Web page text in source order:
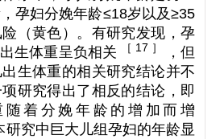
孕妇分娩年龄≤18岁以及≥35
（黄色）。有研究发现，孕
生体重呈负相关
［ 17 ］
，但
生体重的相关研究结论并不
研究得出了相反的结论，即
着分娩年龄的增加而增
研究中巨大儿组孕妇的年龄显